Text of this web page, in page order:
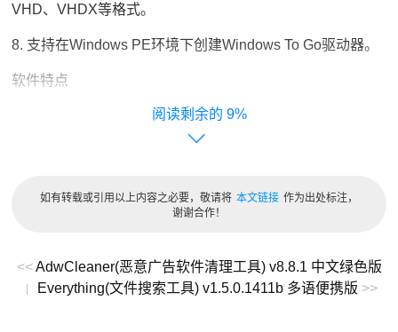
VHD、VHDX等格式。
8. 支持在Windows PE环境下创建Windows To Go驱动器。
软件特点
1. 界面简洁，易于操作。
3. 支持多种系统安装源，满足不同用户的需求。
5. 支持在Windows PE环境下创建Windows To Go驱动器，
9%
如有转载或引用以上内容之必要，敬请将 本文链接 作为出处标注，
谢谢合作！
<<AdwCleaner(恶意广告软件清理工具) v8.8.1 中文绿色版
| Everything(文件搜索工具) v1.5.0.1411b 多语便携版 >>